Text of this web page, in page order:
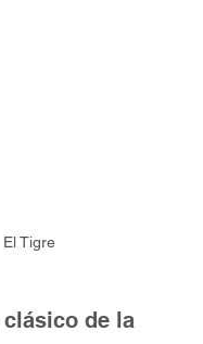
El Tigre
de la